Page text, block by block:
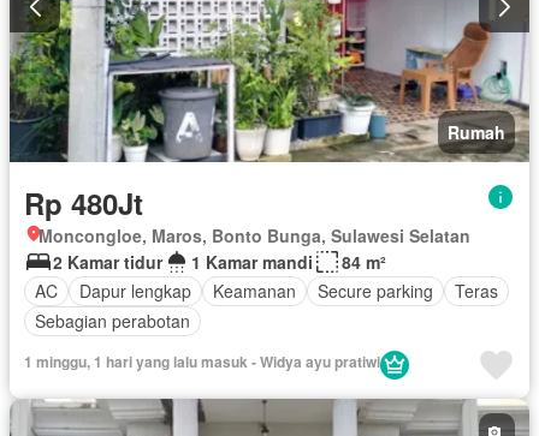
Rumah
Rp 480Jt
Moncongloe, Maros, Bonto Bunga, Sulawesi Selatan
2 Kamar tidur
1 Kamar mandi
84 m²
AC
Dapur lengkap Keamanan Secure parking
Teras
Sebagian perabotan
1 minggu, 1 hari yang lalu masuk - Widya ayu pratiwi